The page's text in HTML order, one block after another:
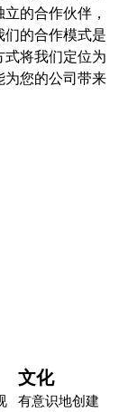
的合作伙伴，
们的合作模式是
式将我们定位为
为您的公司带来
文化
有意识地创建